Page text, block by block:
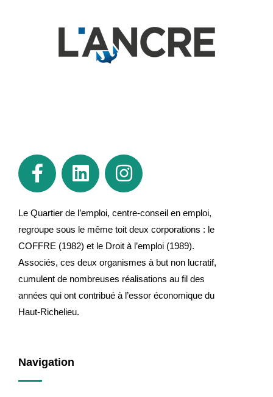
Le Quartier de l’emploi, centre-conseil en emploi,
regroupe sous le même toit deux corporations : le
COFFRE (1982) et le Droit à l’emploi (1989).
Associés, ces deux organismes à but non lucratif,
cumulent de nombreuses réalisations au fil des
années qui ont contribué à l’essor économique du
Haut-Richelieu.
Navigation